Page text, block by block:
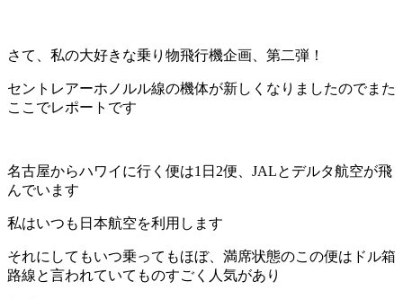
さて、私の大好きな乗り物飛行機企画、第二弾！
セントレアーホノルル線の機体が新しくなりましたのでまた
ここでレポートです
名古屋からハワイに行く便は1日2便、JALとデルタ航空が飛
んでいます
私はいつも日本航空を利用します
それにしてもいつ乗ってもほぼ、満席状態のこの便はドル箱
路線と言われていてものすごく人気があり